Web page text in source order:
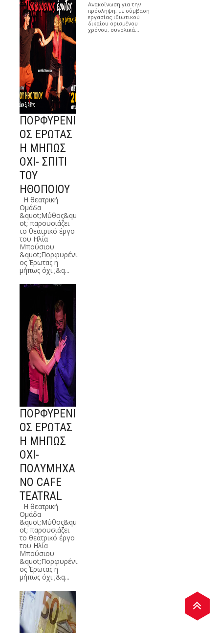
ΠΟΡΦΥΡΕΝΙ
ΟΣ ΕΡΩΤΑΣ
Η ΜΗΠΩΣ
ΟΧΙ- ΣΠΙΤΙ
ΤΟΥ
ΗΘΟΠΟΙΟΥ
Η θεατρική
Ομάδα
&quot;Μύθος&qu
ot; παρουσιάζει
το θεατρικό έργο
του Ηλία
Μπούσιου
&quot;Πορφυρένι
ος Έρωτας η
μήπως όχι ;&q...
ΠΟΡΦΥΡΕΝΙ
ΟΣ ΕΡΩΤΑΣ
Η ΜΗΠΩΣ
ΟΧΙ-
ΠΟΛΥΜΗΧΑ
ΝΟ CAFE
TEATRAL
Η θεατρική
Ομάδα
&quot;Μύθος&qu
ot; παρουσιάζει
το θεατρικό έργο
του Ηλία
Μπούσιου
&quot;Πορφυρένι
ος Έρωτας η
μήπως όχι ;&q...
Ανακοίνωση για την
πρόσληψη, με σύμβαση
εργασίας ιδιωτικού
δικαίου ορισμένου
χρόνου, συνολικά…